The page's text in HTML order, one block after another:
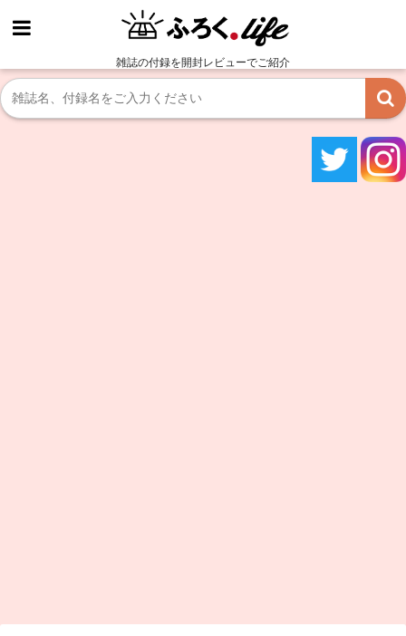
雑誌の付録を開封レビューでご紹介